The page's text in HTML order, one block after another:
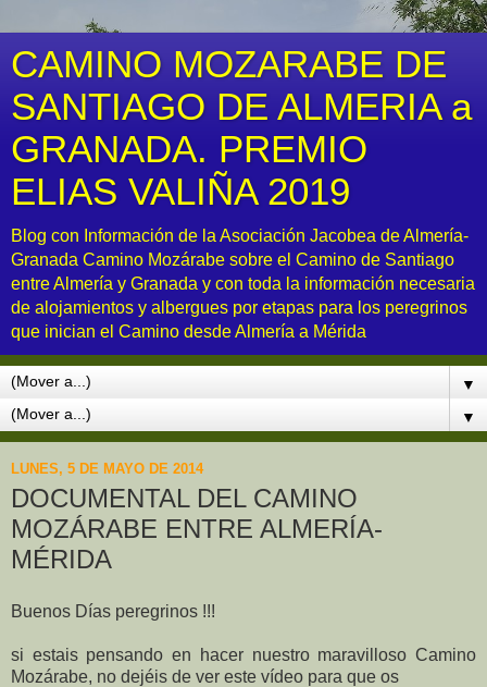
CAMINO MOZARABE DE
SANTIAGO DE ALMERIA a
GRANADA. PREMIO
ELIAS VALIÑA 2019
Blog con Información de la Asociación Jacobea de Almería-
Granada Camino Mozárabe sobre el Camino de Santiago
entre Almería y Granada y con toda la información necesaria
de alojamientos y albergues por etapas para los peregrinos
que inician el Camino desde Almería a Mérida
▼
▼
LUNES, 5 DE MAYO DE 2014
DOCUMENTAL DEL CAMINO
MOZÁRABE ENTRE ALMERÍA-
MÉRIDA
Buenos Días peregrinos !!!
si estais pensando en hacer nuestro maravilloso Camino
Mozárabe, no dejéis de ver este vídeo para que os